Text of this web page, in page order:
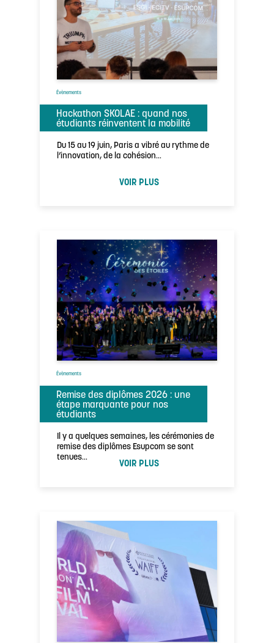
Évènements
Hackathon SKOLAE : quand nos
étudiants réinventent la mobilité
Du 15 au 19 juin, Paris a vibré au rythme de
l’innovation, de la cohésion…
VOIR PLUS
Évènements
Remise des diplômes 2026 : une
étape marquante pour nos
étudiants
Il y a quelques semaines, les cérémonies de
remise des diplômes Esupcom se sont
tenues…
VOIR PLUS